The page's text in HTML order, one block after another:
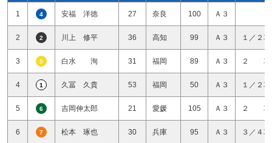
1 4 安福 洋徳 27 奈良 100 Ａ３
2 2 川上 修平 36 高知 99 Ａ３ １／２
3 5 白水 洵 31 福岡 89 Ａ３ ２ 車
4 1 久冨 久貴 53 福岡 50 Ａ３ １／２
5 6 吉岡伸太郎 21 愛媛 105 Ａ３ ２ 車
6 7 松本 琢也 30 兵庫 95 Ａ３ ３／４